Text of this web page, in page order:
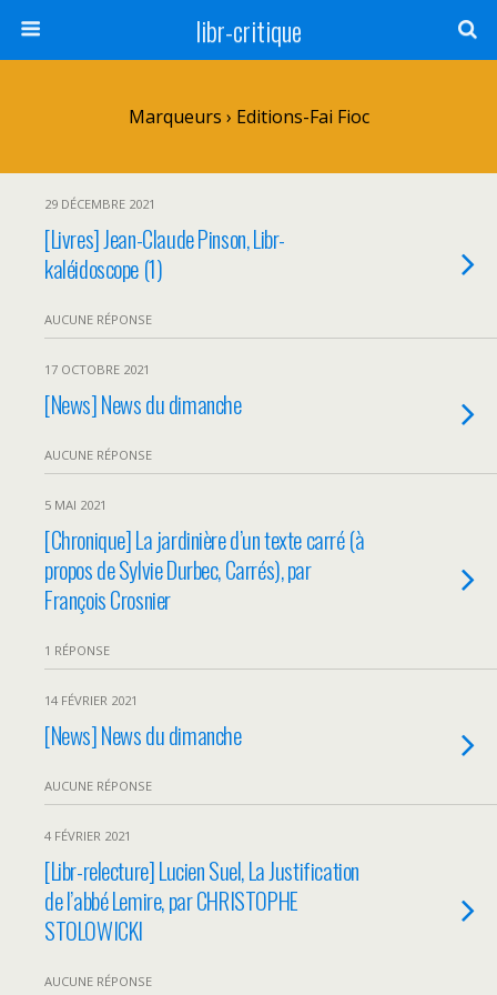
libr-critique
Marqueurs › Editions-Fai Fioc
29 DÉCEMBRE 2021
[Livres] Jean-Claude Pinson, Libr-
kaléidoscope (1)
AUCUNE RÉPONSE
17 OCTOBRE 2021
[News] News du dimanche
AUCUNE RÉPONSE
5 MAI 2021
[Chronique] La jardinière d’un texte carré (à
propos de Sylvie Durbec, Carrés), par
François Crosnier
1 RÉPONSE
14 FÉVRIER 2021
[News] News du dimanche
AUCUNE RÉPONSE
4 FÉVRIER 2021
[Libr-relecture] Lucien Suel, La Justification
de l’abbé Lemire, par CHRISTOPHE
STOLOWICKI
AUCUNE RÉPONSE